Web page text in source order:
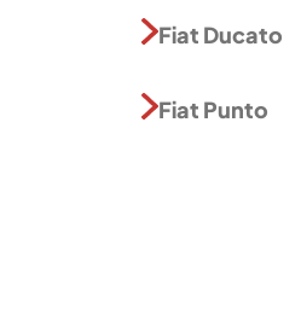
Fiat Ducato
Fiat Punto